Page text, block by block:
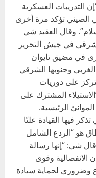
التدريبات العسكرية
الصيني تؤكد مرة أخرى
وقال العقيد شي
في جيش التحرير
في مضيق تايوان
وجنوبها الشرقي
على دوريات
المشترك على
الرئيسية.
فيها القيادة علنًا
هو “الردع الشامل
شي: “إنها رسالة
الانفصالية وقوى
وضروري لحماية سيادة